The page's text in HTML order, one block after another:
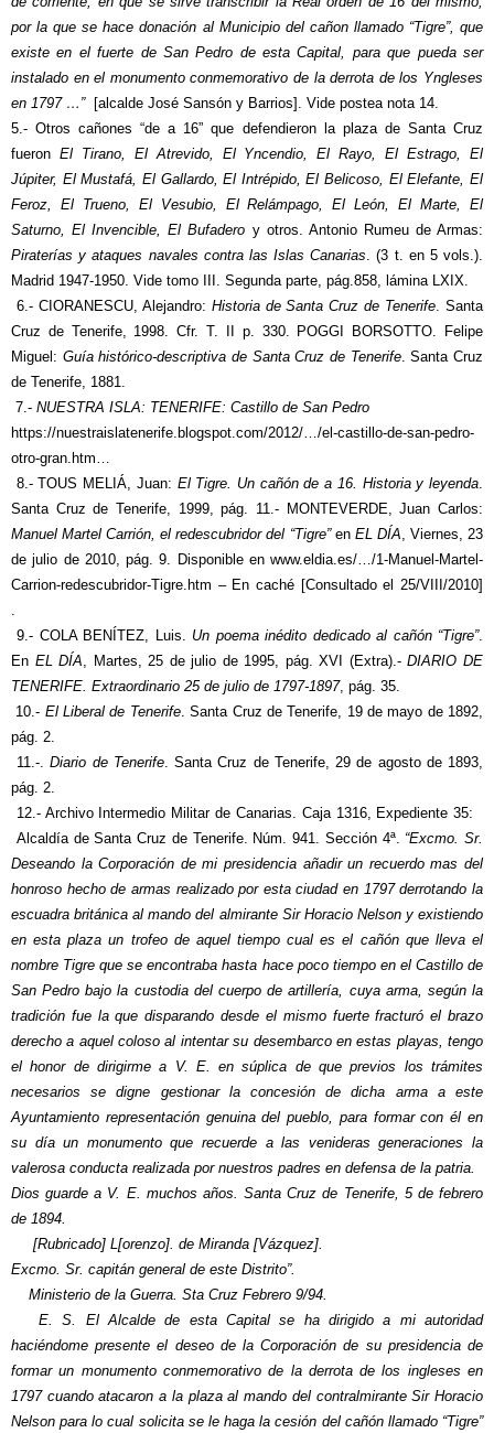
por la que se hace donación al Municipio del cañon llamado “Tigre”, que
existe en el fuerte de San Pedro de esta Capital, para que pueda ser
instalado en el monumento conmemorativo de la derrota de los Yngleses
en 1797 …”[alcalde José Sansón y Barrios]. Vide postea nota 14.
5.- Otros cañones “de a 16” que defendieron la plaza de Santa Cruz
fueron El Tirano, El Atrevido, El Yncendio, El Rayo, El Estrago, El
Júpiter, El Mustafá, El Gallardo, El Intrépido, El Belicoso, El Elefante, El
Feroz, El Trueno, El Vesubio, El Relámpago, El León, El Marte, El
Saturno, El Invencible, El Bufadero y otros. Antonio Rumeu de Armas:
Piraterías y ataques navales contra las Islas Canarias . (3 t. en 5 vols.).
Madrid 1947-1950. Vide tomo III. Segunda parte, pág.858, lámina LXIX.
6.- CIORANESCU, Alejandro: Historia de Santa Cruz de Tenerife . Santa
Cruz de Tenerife, 1998. Cfr. T. II p. 330. POGGI BORSOTTO. Felipe
Miguel: Guía histórico-descriptiva de Santa Cruz de Tenerife. Santa Cruz
de Tenerife, 1881.
7.- NUESTRA ISLA: TENERIFE: Castillo de San Pedro
https://nuestraislatenerife.blogspot.com/2012/…/el-castillo-de-san-pedro-
otro-gran.htm…
8.- TOUS MELIÁ, Juan: El Tigre. Un cañón de a 16. Historia y leyenda
Santa Cruz de Tenerife, 1999, pág. 11.- MONTEVERDE, Juan Carlos:
Manuel Martel Carrión, el redescubridor del “Tigre”en EL DÍA , Viernes, 23
de julio de 2010, pág. 9. Disponible en www.eldia.es/…/1-Manuel-Martel-
Carrion-redescubridor-Tigre.htm – En caché [Consultado el 25/VIII/2010]
9.- COLA BENÍTEZ, Luis. Un poema inédito dedicado al cañón “Tigre”.
En EL DÍA , Martes, 25 de julio de 1995, pág. XVI (Extra).-DIARIO DE
TENERIFE. Extraordinario 25 de julio de 1797-1897, pág. 35.
10.- El Liberal de Tenerife. Santa Cruz de Tenerife, 19 de mayo de 1892,
pág. 2.
11.-.Diario de Tenerife. Santa Cruz de Tenerife, 29 de agosto de 1893,
pág. 2.
12.- Archivo Intermedio Militar de Canarias. Caja 1316, Expediente 35:
Alcaldía de Santa Cruz de Tenerife. Núm. 941. Sección 4ª. “Excmo. Sr.
Deseando la Corporación de mi presidencia añadir un recuerdo mas del
honroso hecho de armas realizado por esta ciudad en 1797 derrotando la
escuadra británica al mando del almirante Sir Horacio Nelson y existiendo
en esta plaza un trofeo de aquel tiempo cual es el cañón que lleva el
nombre Tigre que se encontraba hasta hace poco tiempo en el Castillo de
San Pedro bajo la custodia del cuerpo de artillería, cuya arma, según la
tradición fue la que disparando desde el mismo fuerte fracturó el brazo
derecho a aquel coloso al intentar su desembarco en estas playas, tengo
el honor de dirigirme a V. E. en súplica de que previos los trámites
necesarios se digne gestionar la concesión de dicha arma a este
Ayuntamiento representación genuina del pueblo, para formar con él en
su día un monumento que recuerde a las venideras generaciones la
valerosa conducta realizada por nuestros padres en defensa de la patria.
Dios guarde a V. E. muchos años. Santa Cruz de Tenerife, 5 de febrero
de 1894.
[Rubricado] L[orenzo]. de Miranda [Vázquez].
Excmo. Sr. capitán general de este Distrito”.
Ministerio de la Guerra. Sta Cruz Febrero 9/94.
E. S. El Alcalde de esta Capital se ha dirigido a mi autoridad
haciéndome presente el deseo de la Corporación de su presidencia de
formar un monumento conmemorativo de la derrota de los ingleses en
1797 cuando atacaron a la plaza al mando del contralmirante Sir Horacio
Nelson para lo cual solicita se le haga la cesión del cañón llamado “Tigre”